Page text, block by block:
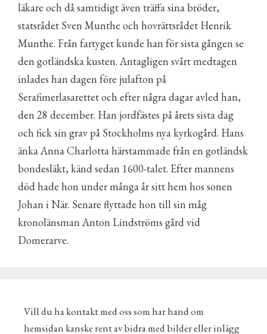
läkare och då samtidigt även träffa sina bröder,
statsrådet Sven Munthe och hovrättsrådet Henrik
Munthe. Från fartyget kunde han för sista gången se
den gotländska kusten. Antagligen svårt medtagen
inlades han dagen före julafton på
Serafimerlasarettet och efter några dagar avled han,
den 28 december. Han jordfästes på årets sista dag
och fick sin grav på Stockholms nya kyrkogård. Hans
änka Anna Charlotta härstammade från en gotländsk
bondesläkt, känd sedan 1600-talet. Efter mannens
död hade hon under många år sitt hem hos sonen
Johan i När. Senare flyttade hon till sin måg
kronolänsman Anton Lindströms gård vid
Domerarve.
Vill du ha kontakt med oss som har hand om
hemsidan kanske rent av bidra med bilder eller inlägg